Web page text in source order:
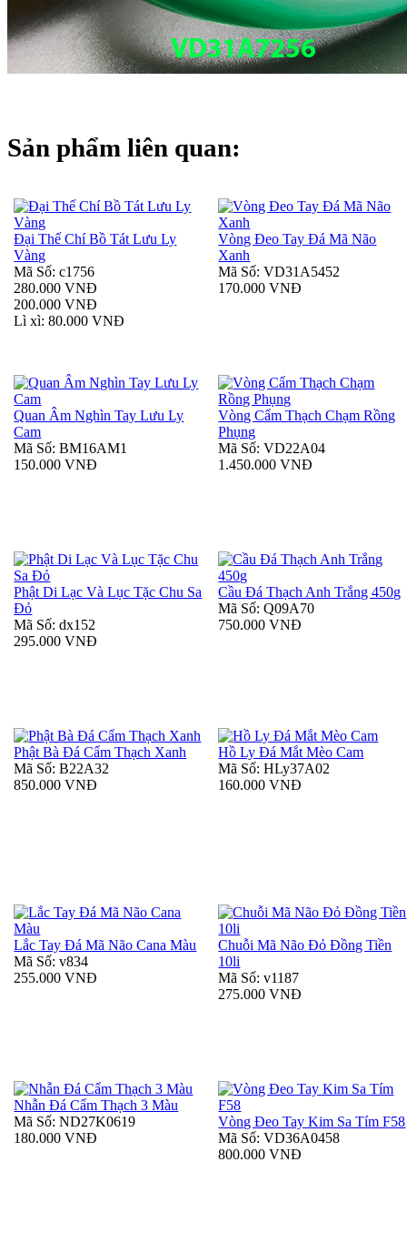
Sản phẩm liên quan:
Đại Thế Chí Bồ Tát Lưu Ly
Vàng
Mã Số: c1756
280.000 VNĐ
200.000 VNĐ
Lì xì: 80.000 VNĐ
Vòng Đeo Tay Đá Mã Não
Xanh
Mã Số: VD31A5452
170.000 VNĐ
Quan Âm Nghìn Tay Lưu Ly
Cam
Mã Số: BM16AM1
150.000 VNĐ
Vòng Cẩm Thạch Chạm Rồng
Phụng
Mã Số: VD22A04
1.450.000 VNĐ
Phật Di Lạc Và Lục Tặc Chu Sa
Đỏ
Mã Số: dx152
295.000 VNĐ
Cầu Đá Thạch Anh Trắng 450g
Mã Số: Q09A70
750.000 VNĐ
Phật Bà Đá Cẩm Thạch Xanh
Mã Số: B22A32
850.000 VNĐ
Hồ Ly Đá Mắt Mèo Cam
Mã Số: HLy37A02
160.000 VNĐ
Lắc Tay Đá Mã Não Cana Màu
Mã Số: v834
255.000 VNĐ
Chuỗi Mã Não Đỏ Đồng Tiền
10li
Mã Số: v1187
275.000 VNĐ
Nhẫn Đá Cẩm Thạch 3 Màu
Mã Số: ND27K0619
180.000 VNĐ
Vòng Đeo Tay Kim Sa Tím F58
Mã Số: VD36A0458
800.000 VNĐ